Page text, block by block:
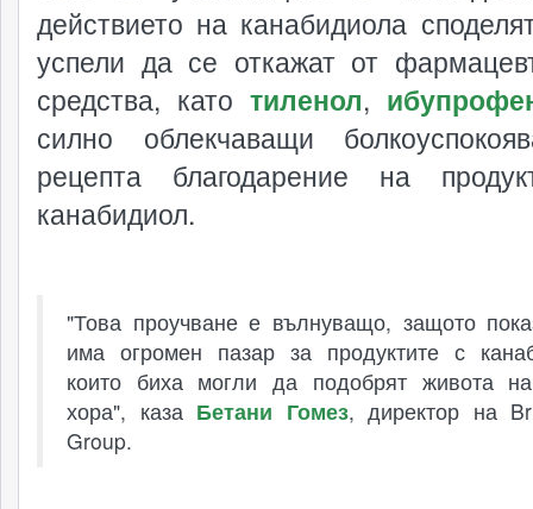
действието на канабидиола
успели да се откажат от
средства, като тиленол,
силно облекчаващи
рецепта благодарение на
канабидиол.
"Това проучване е вълнуващо, защото
има огромен пазар за продуктите с
които биха могли да подобрят живота
хора", каза Бетани Гомез, директор на
Group.